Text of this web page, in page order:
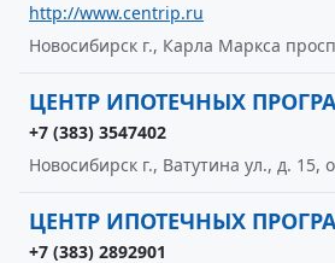
http://www.centrip.ru
Новосибирск г., Карла Маркса
ЦЕНТР ИПОТЕЧНЫХ
+7 (383) 3547402
Новосибирск г., Ватутина ул., д. 15,
ЦЕНТР ИПОТЕЧНЫХ
+7 (383) 2892901